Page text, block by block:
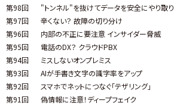
第98回
"トンネル"を抜けてデータを安全にやり取り
第97回
辛くない？ 故障の切り分け
第96回
内部の不正に要注意 インサイダー脅威
第95回
電話のDX？ クラウドPBX
第94回
ミスしないオンプレミス
第93回
AIが手書き文字の識字率をアップ
第92回
スマホでネットにつなぐ「テザリング」
第91回
偽情報に注意！ディープフェイク